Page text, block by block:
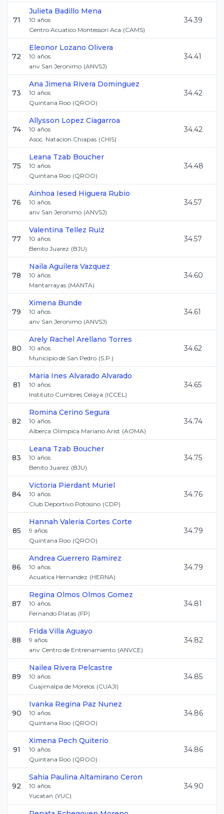
71
Julieta Badillo Mena
10 años
Centro Acuatico Montessori Aca (CAMS)
34.39
72
Eleonor Lozano Olivera
10 años
anv San Jeronimo (ANVSJ)
34.41
73
Ana Jimena Rivera Dominguez
10 años
Quintana Roo (QROO)
34.42
74
Allysson Lopez Ciagarroa
10 años
Asoc. Natacion Chiapas (CHIS)
34.42
75
Leana Tzab Boucher
10 años
Quintana Roo (QROO)
34.48
76
Ainhoa Iesed Higuera Rubio
10 años
anv San Jeronimo (ANVSJ)
34.57
77
Valentina Tellez Ruiz
10 años
Benito Juarez (BJU)
34.57
78
Naila Aguilera Vazquez
10 años
Mantarrayas (MANTA)
34.60
79
Ximena Bunde
10 años
anv San Jeronimo (ANVSJ)
34.61
80
Arely Rachel Arellano Torres
10 años
Municipio de San Pedro (S.P.)
34.62
81
Maria Ines Alvarado Alvarado
10 años
Instituto Cumbres Celaya (ICCEL)
34.65
82
Romina Cerino Segura
10 años
Alberca Olimpica Mariano Arist (AOMA)
34.74
83
Leana Tzab Boucher
10 años
Benito Juarez (BJU)
34.75
84
Victoria Pierdant Muriel
10 años
Club Deportivo Potosino (CDP)
34.76
85
Hannah Valeria Cortes Corte
9 años
Quintana Roo (QROO)
34.79
86
Andrea Guerrero Ramirez
10 años
Acuatica Hernandez (HERNA)
34.79
87
Regina Olmos Olmos Gomez
10 años
Fernando Platas (FP)
34.81
88
Frida Villa Aguayo
9 años
anv Centro de Entrenamiento (ANVCE)
34.82
89
Nailea Rivera Pelcastre
10 años
Cuajimalpa de Morelos (CUAJI)
34.85
90
Ivanka Regina Paz Nunez
10 años
Quintana Roo (QROO)
34.86
91
Ximena Pech Quiterio
10 años
Quintana Roo (QROO)
34.86
92
Sahia Paulina Altamirano Ceron
10 años
Yucatan (YUC)
34.90